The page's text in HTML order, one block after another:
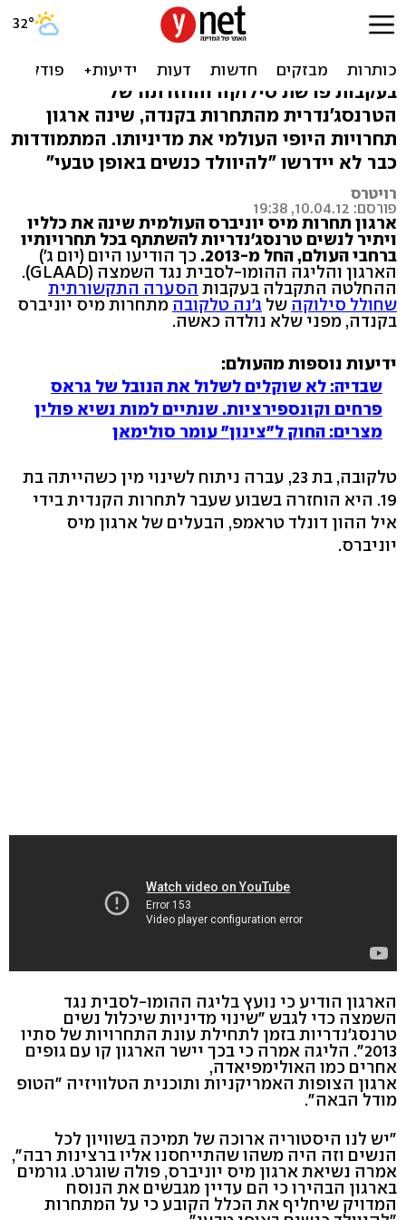
סוף להדרה: טרנסג'נדריות
ישתתפו ב'מיס יוניברס'
בעקבות פרשת סילוקה והחזרתה של
הטרנסג'נדרית מהתחרות בקנדה, שינה ארגון
תחרויות היופי העולמי את מדיניותו. המתמודדות
כבר לא יידרשו "להיוולד כנשים באופן טבעי"
רויטרס
פורסם: 10.04.12, 19:38
ארגון תחרות מיס יוניברס העולמית שינה את כלליו
ויתיר לנשים טרנסג'נדריות להשתתף בכל תחרויותיו
ברחבי העולם, החל מ-2013. כך הודיעו היום (יום ג')
הארגון והליגה ההומו-לסבית נגד השמצה (GLAAD).
ההחלטה התקבלה בעקבות הסערה התקשורתית
שחולל סילוקה של ג'נה טלקובה מתחרות מיס יוניברס
בקנדה, מפני שלא נולדה כאשה.
ידיעות נוספות מהעולם:
שבדיה: לא שוקלים לשלול את הנובל של גראס
פרחים וקונספירציות. שנתיים למות נשיא פולין
מצרים: החוק ל"צינון" עומר סולימאן
טלקובה, בת 23, עברה ניתוח לשינוי מין כשהייתה בת
19. היא הוחזרה בשבוע שעבר לתחרות הקנדית בידי
איל ההון דונלד טראמפ, הבעלים של ארגון מיס
יוניברס.
הארגון הודיע כי נועץ בליגה ההומו-לסבית נגד
השמצה כדי לגבש "שינוי מדיניות שיכלול נשים
טרנסג'נדריות בזמן לתחילת עונת התחרויות של סתיו
2013". הליגה אמרה כי בכך יישר הארגון קו עם גופים
אחרים כמו האולימפיאדה,
ארגון הצופות האמריקניות ותוכנית הטלוויזיה "הטופ
מודל הבאה".
"יש לנו היסטוריה ארוכה של תמיכה בשוויון לכל
הנשים וזה היה משהו שהתייחסנו אליו ברצינות רבה",
אמרה נשיאת ארגון מיס יוניברס, פולה שוגרט. גורמים
בארגון הבהירו כי הם עדיין מגבשים את הנוסח
המדויק שיחליף את הכלל הקובע כי על המתחרות